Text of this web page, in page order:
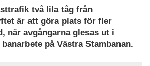
två lila tåg från
är att göra plats för fler
när avgångarna glesas ut i
på Västra Stambanan.